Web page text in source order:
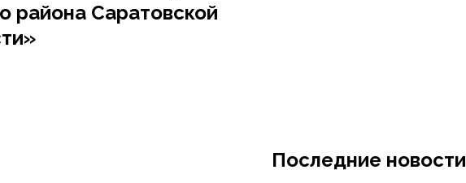
района Саратовской
Последние новости